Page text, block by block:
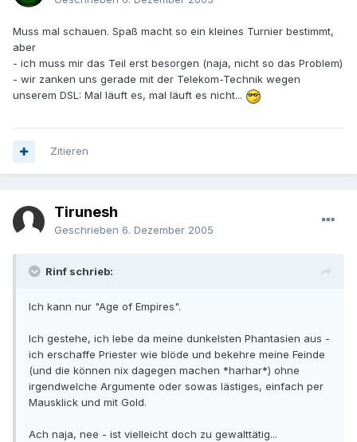
Muss mal schauen. Spaß macht so ein kleines Turnier bestimmt,
aber
- ich muss mir das Teil erst besorgen (naja, nicht so das Problem)
- wir zanken uns gerade mit der Telekom-Technik wegen
unserem DSL: Mal läuft es, mal läuft es nicht...
Zitieren
Tirunesh
Geschrieben 6. Dezember 2005
Rinf schrieb:
Ich kann nur "Age of Empires".
Ich gestehe, ich lebe da meine dunkelsten Phantasien aus -
ich erschaffe Priester wie blöde und bekehre meine Feinde
(und die können nix dagegen machen *harhar*) ohne
irgendwelche Argumente oder sowas lästiges, einfach per
Mausklick und mit Gold.
Ach naja, nee - ist vielleicht doch zu gewalttätig...